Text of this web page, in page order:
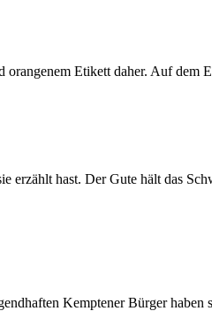
Etikett daher. Auf dem
erzählt hast. Der Gute hält das
Kemptener Bürger haben